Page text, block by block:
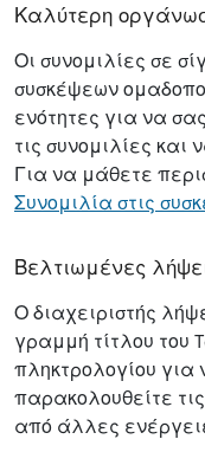
Καλύτερη
Οι συνομιλίες σε
συσκέψεων
ενότητες για να
τις συνομιλίες
Για να μάθετε
Συνομιλία στις
Βελτιωμένες
Ο διαχειριστής
γραμμή τίτλου του
πληκτρολογίου για
παρακολουθείτε
από άλλες